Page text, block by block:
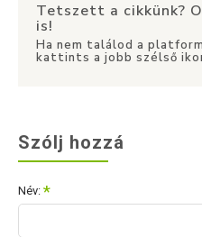
Tetszett a cikkünk?
is!
Ha nem találod a
kattints a jobb szélső
Szólj hozzá
Név: